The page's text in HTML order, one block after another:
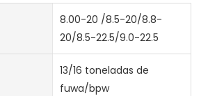
8.00-20 /8.5-20/8.8-
20/8.5-22.5/9.0-22.5
13/16 toneladas de
fuwa/bpw